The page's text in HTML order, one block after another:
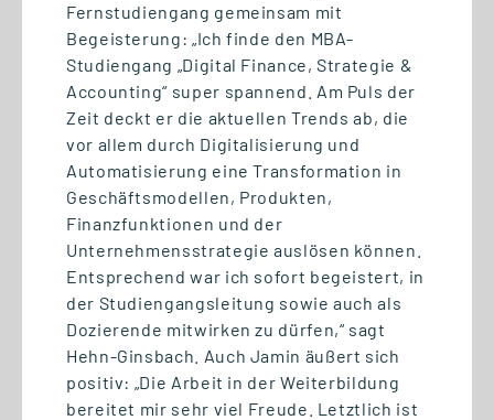
24.06.2026
#GSRNonTour: Logistik
hautnah erleben auf der
Breakbulk Europe 2026 in
Rotterdam
Fernstudiengang gemeinsam mit
Begeisterung: „Ich finde den MBA-
Studiengang „Digital Finance, Strategie &
Accounting“ super spannend. Am Puls der
Zeit deckt er die aktuellen Trends ab, die
vor allem durch Digitalisierung und
Automatisierung eine Transformation in
Geschäftsmodellen, Produkten,
Finanzfunktionen und der
Unternehmensstrategie auslösen können.
Entsprechend war ich sofort begeistert, in
der Studiengangsleitung sowie auch als
Dozierende mitwirken zu dürfen,“ sagt
Hehn-Ginsbach. Auch Jamin äußert sich
positiv: „Die Arbeit in der Weiterbildung
bereitet mir sehr viel Freude. Letztlich ist